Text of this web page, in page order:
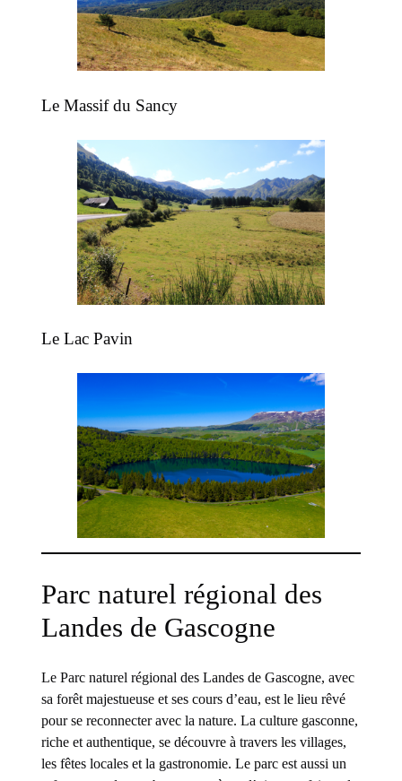
Le Massif du Sancy
Le Lac Pavin
Parc naturel régional des
Landes de Gascogne
Le Parc naturel régional des Landes de Gascogne, avec
sa forêt majestueuse et ses cours d’eau, est le lieu rêvé
pour se reconnecter avec la nature. La culture gasconne,
riche et authentique, se découvre à travers les villages,
les fêtes locales et la gastronomie. Le parc est aussi un